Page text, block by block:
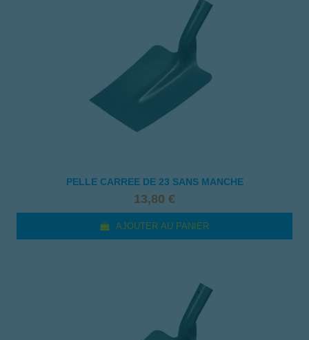
PELLE CARREE DE 23 SANS MANCHE
13,80 €
AJOUTER AU PANIER